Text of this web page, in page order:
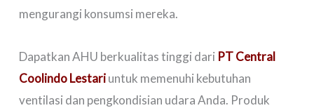
mengurangi konsumsi mereka.
Dapatkan AHU berkualitas tinggi dari PT Central
Coolindo Lestariuntuk memenuhi kebutuhan
ventilasi dan pengkondisian udara Anda. Produk